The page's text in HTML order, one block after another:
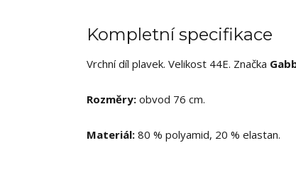
Kompletní specifikace
Vrchní díl plavek. Velikost 44E. Značka
Rozměry: obvod 76 cm.
Materiál: 80 % polyamid, 20 % elastan.